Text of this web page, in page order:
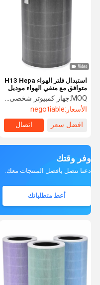
استبدال فلتر الهواء H13 Hepa
متوافق مع منقي الهواء موديل
4
MOQ: جهاز كمبيوتر شخصى 1000
الأسعار:negotiable
افضل سعر
اتصال
وفر وقتك
دعنا نتصل بأفضل المنتجات معك.
أعط متطلباتك